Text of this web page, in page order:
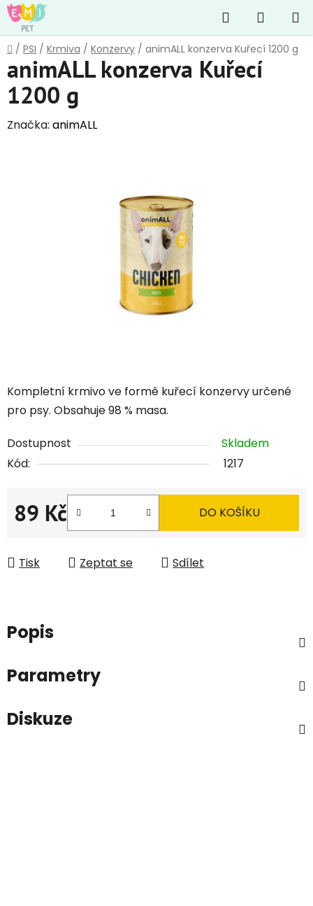
Přejít
na
obsah
Hledat
KOŠÍK
Domů
/ PSI / Krmiva / Konzervy / animALL konzerva Kuřecí 1200 g
Kompletní krmivo ve formě kuřecí konzervy určené
pro psy. Obsahuje 98 % masa.
Dostupnost
Skladem
Kód:
1217
89 Kč
Měrná cena:
DO KOŠÍKU
Tisk Zeptat se Sdílet
animALL konzerva Kuřecí
1200 g
Značka: animALL
Popis
Parametry
Diskuze